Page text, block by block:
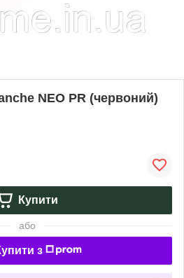
NEO PR (червоний)
Купити
або
з